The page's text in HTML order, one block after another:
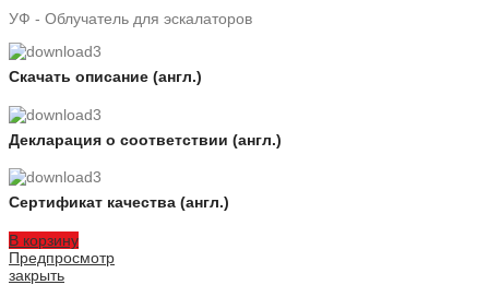
УФ - Облучатель для эскалаторов
Скачать описание (англ.)
Декларация о соответствии (англ.)
Сертификат качества (англ.)
В корзину
Предпросмотр
закрыть